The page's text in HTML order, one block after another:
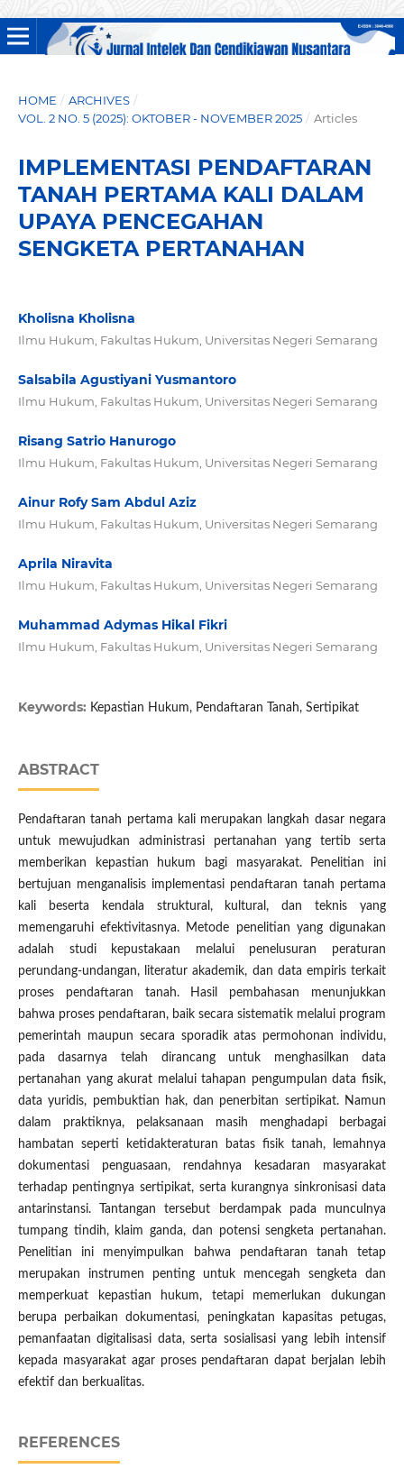
HOME / ARCHIVES /
VOL. 2 NO. 5 (2025): OKTOBER - NOVEMBER 2025 / Articles
IMPLEMENTASI PENDAFTARAN
TANAH PERTAMA KALI DALAM
UPAYA PENCEGAHAN
SENGKETA PERTANAHAN
Kholisna Kholisna
Ilmu Hukum, Fakultas Hukum, Universitas Negeri Semarang
Salsabila Agustiyani Yusmantoro
Ilmu Hukum, Fakultas Hukum, Universitas Negeri Semarang
Risang Satrio Hanurogo
Ilmu Hukum, Fakultas Hukum, Universitas Negeri Semarang
Ainur Rofy Sam Abdul Aziz
Ilmu Hukum, Fakultas Hukum, Universitas Negeri Semarang
Aprila Niravita
Ilmu Hukum, Fakultas Hukum, Universitas Negeri Semarang
Muhammad Adymas Hikal Fikri
Ilmu Hukum, Fakultas Hukum, Universitas Negeri Semarang
Keywords: Kepastian Hukum, Pendaftaran Tanah, Sertipikat
ABSTRACT
Pendaftaran tanah pertama kali merupakan langkah dasar negara
untuk mewujudkan administrasi pertanahan yang tertib serta
memberikan kepastian hukum bagi masyarakat. Penelitian ini
bertujuan menganalisis implementasi pendaftaran tanah pertama
kali beserta kendala struktural, kultural, dan teknis yang
memengaruhi efektivitasnya. Metode penelitian yang digunakan
adalah studi kepustakaan melalui penelusuran peraturan
perundang-undangan, literatur akademik, dan data empiris terkait
proses pendaftaran tanah. Hasil pembahasan menunjukkan
bahwa proses pendaftaran, baik secara sistematik melalui program
pemerintah maupun secara sporadik atas permohonan individu,
pada dasarnya telah dirancang untuk menghasilkan data
pertanahan yang akurat melalui tahapan pengumpulan data fisik,
data yuridis, pembuktian hak, dan penerbitan sertipikat. Namun
dalam praktiknya, pelaksanaan masih menghadapi berbagai
hambatan seperti ketidakteraturan batas fisik tanah, lemahnya
dokumentasi penguasaan, rendahnya kesadaran masyarakat
terhadap pentingnya sertipikat, serta kurangnya sinkronisasi data
antarinstansi. Tantangan tersebut berdampak pada munculnya
tumpang tindih, klaim ganda, dan potensi sengketa pertanahan.
Penelitian ini menyimpulkan bahwa pendaftaran tanah tetap
merupakan instrumen penting untuk mencegah sengketa dan
memperkuat kepastian hukum, tetapi memerlukan dukungan
berupa perbaikan dokumentasi, peningkatan kapasitas petugas,
pemanfaatan digitalisasi data, serta sosialisasi yang lebih intensif
kepada masyarakat agar proses pendaftaran dapat berjalan lebih
efektif dan berkualitas.
REFERENCES